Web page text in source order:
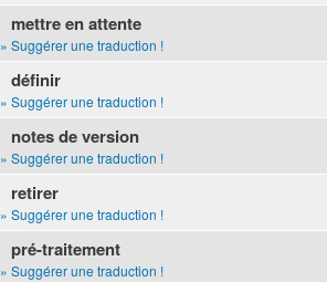
mettre en attente
» Suggérer une traduction !
définir
» Suggérer une traduction !
notes de version
» Suggérer une traduction !
retirer
» Suggérer une traduction !
pré-traitement
» Suggérer une traduction !